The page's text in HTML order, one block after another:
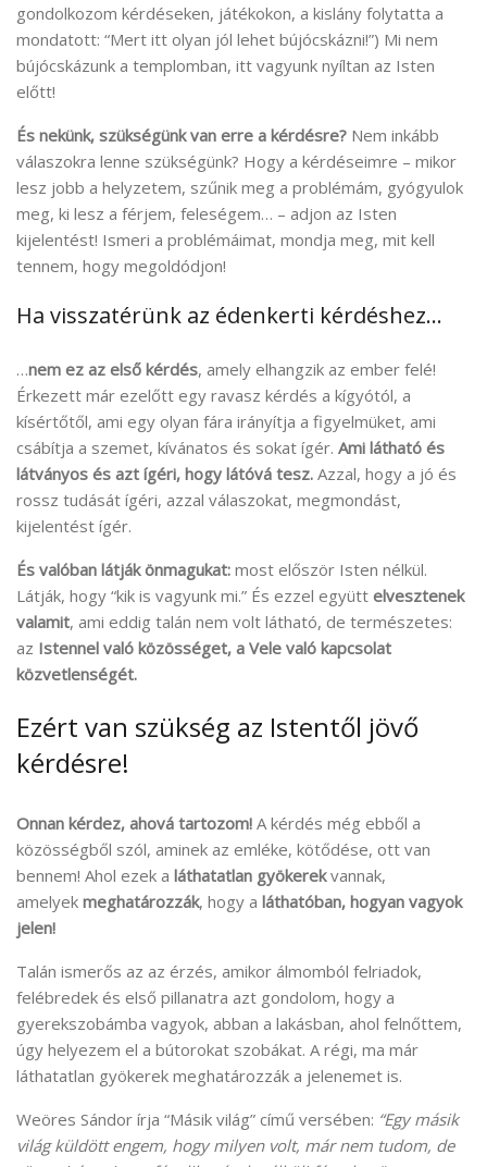
gondolkozom kérdéseken, játékokon, a kislány folytatta a
mondatott: “Mert itt olyan jól lehet bújócskázni!”) Mi nem
bújócskázunk a templomban, itt vagyunk nyíltan az Isten
előtt!
És nekünk, szükségünk van erre a kérdésre? Nem inkább
válaszokra lenne szükségünk? Hogy a kérdéseimre – mikor
lesz jobb a helyzetem, szűnik meg a problémám, gyógyulok
meg, ki lesz a férjem, feleségem… – adjon az Isten
kijelentést! Ismeri a problémáimat, mondja meg, mit kell
tennem, hogy megoldódjon!
Ha visszatérünk az édenkerti kérdéshez…
…nem ez az első kérdés, amely elhangzik az ember felé!
Érkezett már ezelőtt egy ravasz kérdés a kígyótól, a
kísértőtől, ami egy olyan fára irányítja a figyelmüket, ami
csábítja a szemet, kívánatos és sokat ígér. Ami látható és
látványos és azt ígéri, hogy látóvá tesz. Azzal, hogy a jó és
rossz tudását ígéri, azzal válaszokat, megmondást,
kijelentést ígér.
És valóban látják önmagukat: most először Isten nélkül.
Látják, hogy “kik is vagyunk mi.” És ezzel együtt elvesztenek
valamit, ami eddig talán nem volt látható, de természetes:
az Istennel való közösséget, a Vele való kapcsolat
közvetlenségét.
Ezért van szükség az Istentől jövő
kérdésre!
Onnan kérdez, ahová tartozom! A kérdés még ebből a
közösségből szól, aminek az emléke, kötődése, ott van
bennem! Ahol ezek a láthatatlan gyökerekvannak,
amelyek meghatározzák, hogy a láthatóban, hogyan vagyok
jelen!
Talán ismerős az az érzés, amikor álmomból felriadok,
felébredek és első pillanatra azt gondolom, hogy a
gyerekszobámba vagyok, abban a lakásban, ahol felnőttem,
úgy helyezem el a bútorokat szobákat. A régi, ma már
láthatatlan gyökerek meghatározzák a jelenemet is.
Weöres Sándor írja “Másik világ” című versében: “Egy másik
világ küldött engem, hogy milyen volt, már nem tudom, de